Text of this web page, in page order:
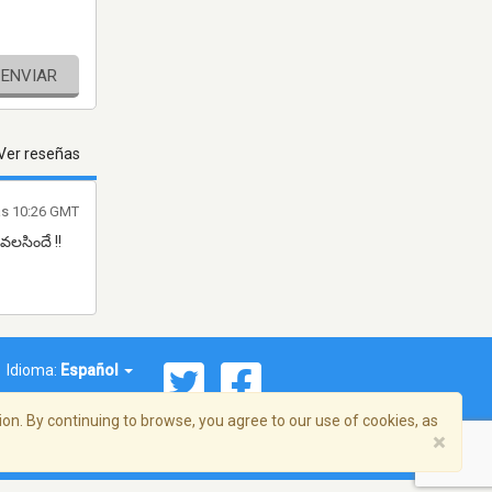
ENVIAR
reseñas
!!
10:26 GMT
Idioma: Español
By continuing to browse, you agree to our use of cookies, as
×